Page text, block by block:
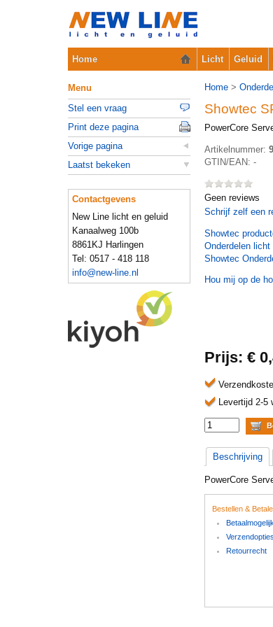
Home Licht Geluid
Home >
Showtec
PowerCore
Artikelnummer:
GTIN/EAN: -
Geen reviews
Schrijf zelf een
Showtec
Onderdelen licht
Showtec
Hou mij op de
Prijs: €
Levertijd 2-5
Beschrijving
PowerCore
Menu
Stel een vraag
Print deze pagina
Vorige pagina
Laatst bekeken
Contactgevens
New Line licht en geluid
Kanaalweg 100b
8861KJ Harlingen
Tel: 0517 - 418 118
info@new-line.nl
Bestellen &
Verzendopties
Retourrecht